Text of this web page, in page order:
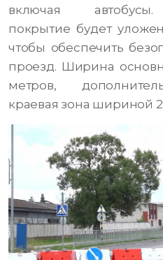
включая автобусы.
покрытие будет
чтобы обеспечить
проезд. Ширина
метров,
краевая зона шириной